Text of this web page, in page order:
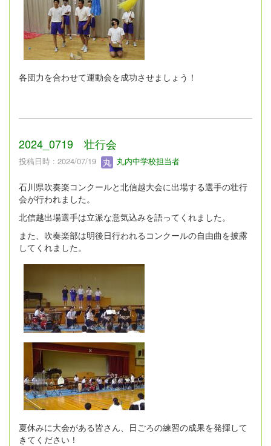
各団力を合わせて運動会を成功させましょう！
2024_0719 壮行会
投稿日時 : 2024/07/19 丸内中学校担当者
石川県吹奏楽コンクールと北信越大会に出場する選手の壮行
会が行われました。
北信越出場選手は立派な意気込みを語ってくれました。
また、吹奏楽部は明後日行われるコンクールの自由曲を披露
してくれました。
夏休みに大会がある皆さん、日ごろの練習の成果を発揮して
きてください！